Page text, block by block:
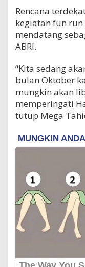
Rencana
kegiatan fun
mendatang
ABRI.
“Kita sedang
bulan Oktober
mungkin akan
memperingati
tutup Mega